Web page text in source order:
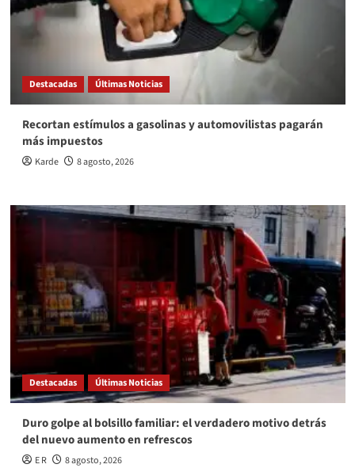
Destacadas Últimas Noticias
Recortan estímulos a gasolinas y automovilistas pagarán
más impuestos
Karde 8 agosto, 2026
Destacadas Últimas Noticias
Duro golpe al bolsillo familiar: el verdadero motivo detrás
del nuevo aumento en refrescos
E R 8 agosto, 2026